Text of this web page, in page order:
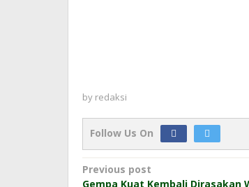
by redaksi
Follow Us On
Post
Previous post
Gempa Kuat Kembali Dirasakan